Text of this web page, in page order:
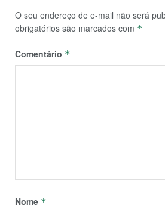
O seu endereço de e-mail não será
obrigatórios são marcados com *
Comentário *
Nome *